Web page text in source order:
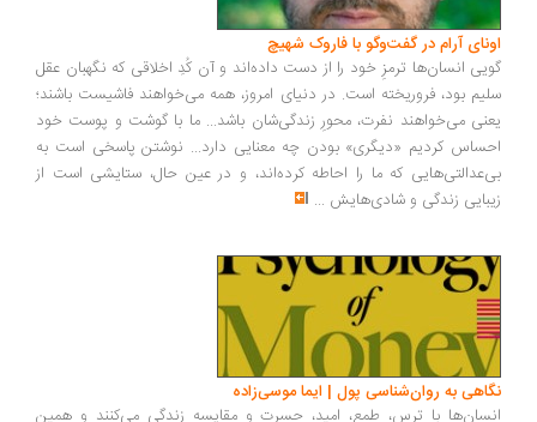
آرام در گفت‌وگو با فاروک شهیچ‭
انسان‌ها ترمزِ خود را از دست داده‌اند و آن کُدِ اخلاقی که نگهبان عقل
بود، فروریخته است. در دنیای امروز، همه می‌خواهند فاشیست باشند؛
می‌خواهند نفرت، محورِ زندگی‌شان باشد... ما با گوشت و پوست خود
کردیم «دیگری» بودن چه معنایی دارد... نوشتن پاسخی است به
که ما را احاطه کرده‌اند، و در عین حال، ستایشی است از
زندگی و شادی‌هایش...
به روان‌شناسی پول | ایما موسی‌زاده
با ترس، طمع، امید، حسرت و مقایسه زندگی می‌کنند و همین